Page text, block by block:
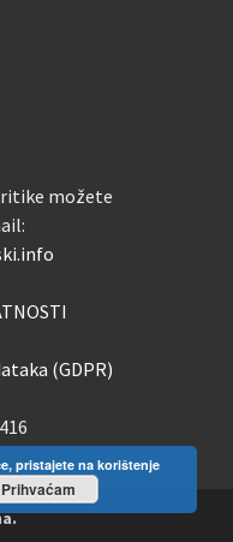
možete
(GDPR)
pristajete na korištenje
Prihvaćam